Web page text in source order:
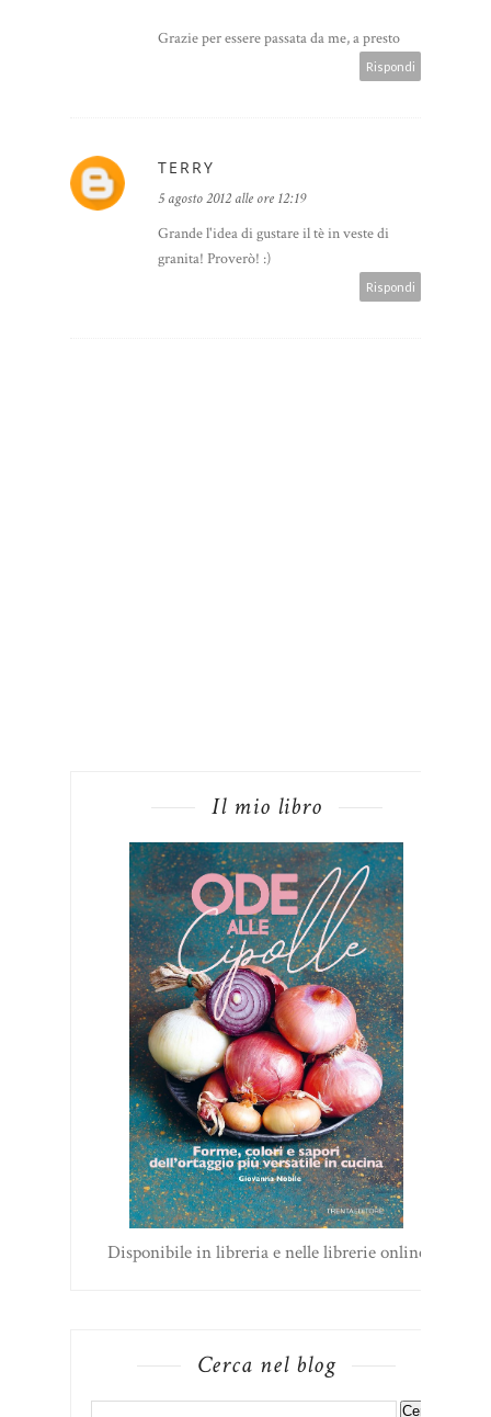
Grazie per essere passata da me, a presto
Rispondi
TERRY
5 agosto 2012 alle ore 12:19
Grande l'idea di gustare il tè in veste di
granita! Proverò! :)
Rispondi
Il mio libro
Disponibile in libreria e nelle librerie online
Cerca nel blog